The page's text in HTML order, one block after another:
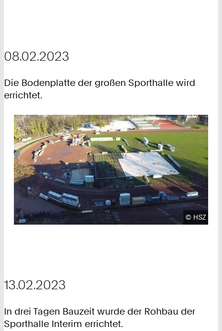
08.02.2023
Die Bodenplatte der großen Sporthalle wird
errichtet.
© HSZ
13.02.2023
In drei Tagen Bauzeit wurde der Rohbau der
Sporthalle Interim errichtet.